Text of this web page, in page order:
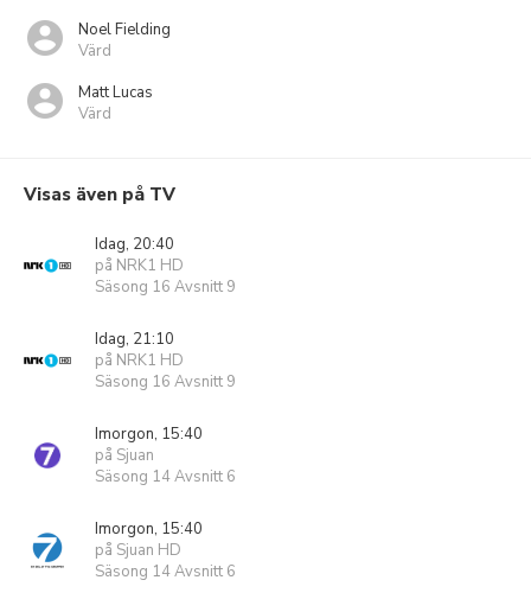
Noel Fielding
Värd
Matt Lucas
Värd
Visas även på TV
Idag, 20:40
på NRK1 HD
Säsong 16 Avsnitt 9
Idag, 21:10
på NRK1 HD
Säsong 16 Avsnitt 9
Imorgon, 15:40
på Sjuan
Säsong 14 Avsnitt 6
Imorgon, 15:40
på Sjuan HD
Säsong 14 Avsnitt 6